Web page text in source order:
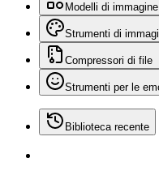
Modelli di immagine
Strumenti di
Compressori di file
Strumenti per le
Biblioteca recente